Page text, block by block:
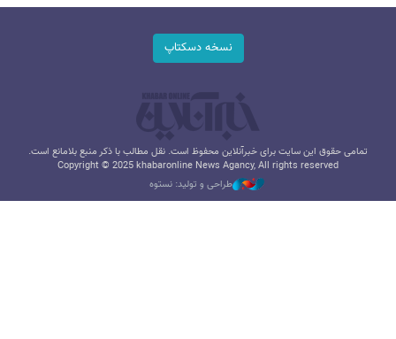
نسخه دسکتاپ
تمامی حقوق این سایت برای خبرآنلاین محفوظ است. نقل مطالب با ذکر منبع بلامانع است.
Copyright © 2025 khabaronline News Agancy, All rights reserved
طراحی و تولید: نستوه